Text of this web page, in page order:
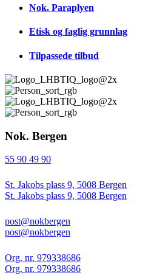
Nok. Paraplyen
Etisk og faglig grunnlag
Tilpassede tilbud
Nok. Bergen
55 90 49 90
St. Jakobs plass 9, 5008 Bergen
St. Jakobs plass 9, 5008 Bergen
post@nokbergen
post@nokbergen
Org. nr. 979338686
Org. nr. 979338686